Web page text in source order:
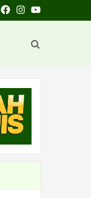
Facebook
Instagram
You